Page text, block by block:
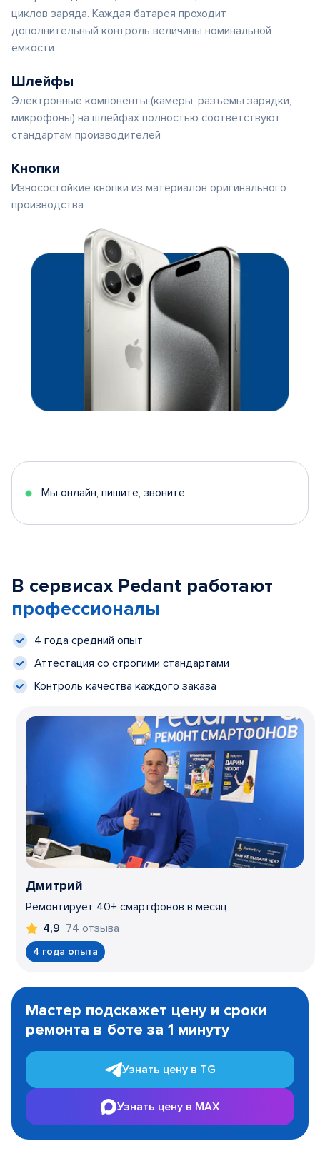
циклов заряда. Каждая батарея проходит
дополнительный контроль величины номинальной
емкости
Шлейфы
Электронные компоненты (камеры, разъемы зарядки,
микрофоны) на шлейфах полностью соответствуют
стандартам производителей
Кнопки
Износостойкие кнопки из материалов оригинального
производства
Мы онлайн, пишите, звоните
В сервисах Pedant работают
профессионалы
4 года средний опыт
Аттестация со строгими стандартами
Контроль качества каждого заказа
Дмитрий
Ремонтирует 40+ смартфонов в месяц
4,9 74 отзыва
4 года опыта
1
Мастер подскажет цену и сроки
ремонта в боте за 1 минуту
Узнать цену в TG
Узнать цену в MAX